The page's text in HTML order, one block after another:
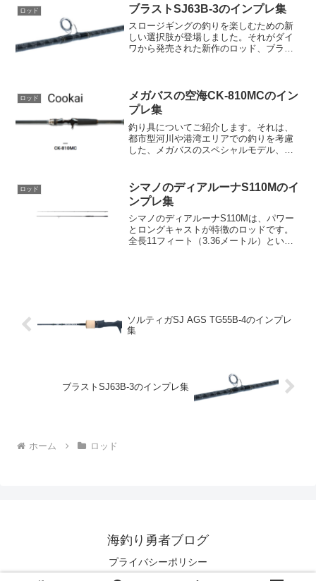
らに、細軸フッ...
ロッド ブラストSJ63B-3のインプレ集
スロージギングの釣りを楽しむための新
しい選択肢が登場しました。それがダイ
ワから発売された新作のロッド、ブラス
ない実釣性能を提供...
ロッド
メガバスの空海CK-810MCのイン
プレ集
釣り具についてご紹介します。それは、
都市型河川や港湾エリアでの釣りを考慮
した、メガバスのスペシャルモデル、空
適応する能力を備えています。その使用
頻度の高さから考え...
ロッド
シマノのディアルーナS110Mのイ
ンプレ集
シマノのディアルーナS110Mは、パワー
とロングキャストが特徴のロッドです。
全長11フィート（3.36メートル）という
ソルティガSJ AGS TG55B-4のインプレ
集
ブラストSJ63B-3のインプレ集
ホーム ロッド
海釣り勇者ブログ
プライバシーポリシー